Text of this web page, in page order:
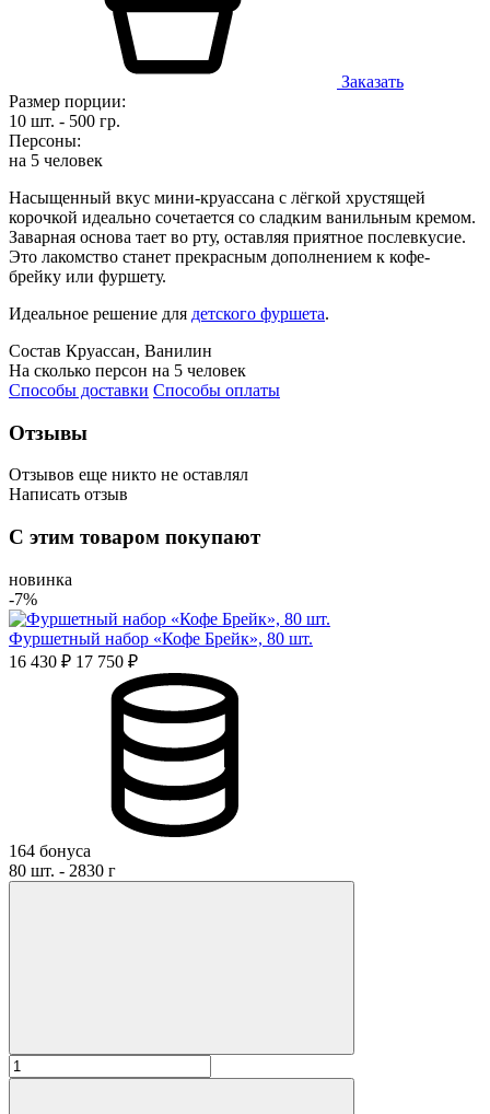
Заказать
Размер порции:
10 шт. - 500 гр.
Персоны:
на 5 человек
Насыщенный вкус мини-круассана с лёгкой хрустящей
корочкой идеально сочетается со сладким ванильным кремом.
Заварная основа тает во рту, оставляя приятное послевкусие.
Это лакомство станет прекрасным дополнением к кофе-
брейку или фуршету.
Идеальное решение для детского фуршета.
Состав Круассан, Ванилин
На сколько персон на 5 человек
Способы доставки Способы оплаты
Отзывы
Отзывов еще никто не оставлял
Написать отзыв
Отзыв*
согласие на обработку персональных данных
соглашаюсь с политикой обработки персональных данных
согласие на публикацию моего отзыва на сайте и в
рекламных и презентационных материалах компании
Оставить отзыв
С этим товаром покупают
новинка
-7%
Фуршетный набор «Кофе Брейк», 80 шт.
16 430 ₽ 17 750 ₽
164 бонуса
80 шт. - 2830 г